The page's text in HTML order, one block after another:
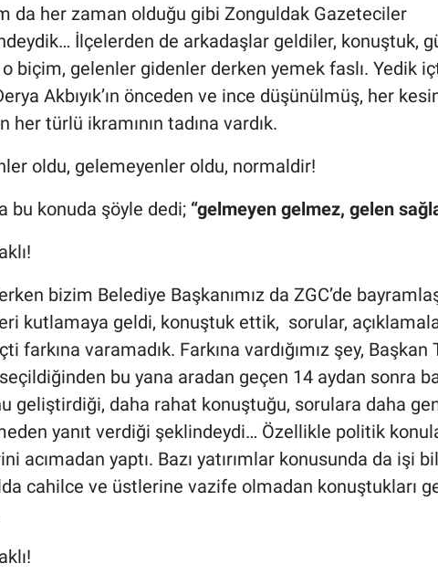
da her zaman olduğu gibi Zonguldak Gazeteciler
İlçelerden de arkadaşlar geldiler, konuştuk,
biçim, gelenler gidenler derken yemek faslı. Yedik
Akbıyık’ın önceden ve ince düşünülmüş, her
her türlü ikramının tadına vardık.
oldu, gelemeyenler oldu, normaldir!
bu konuda şöyle dedi; “gelmeyen gelmez, gelen
bizim Belediye Başkanımız da ZGC’de
kutlamaya geldi, konuştuk ettik, sorular,
farkına varamadık. Farkına vardığımız şey, Başkan
bu yana aradan geçen 14 aydan sonra
geliştirdiği, daha rahat konuştuğu, sorulara daha
yanıt verdiği şeklindeydi… Özellikle politik
acımadan yaptı. Bazı yatırımlar konusunda da işi
cahilce ve üstlerine vazife olmadan konuştukları